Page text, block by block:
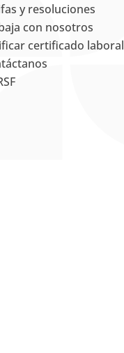
y resoluciones
con nosotros
certificado laboral